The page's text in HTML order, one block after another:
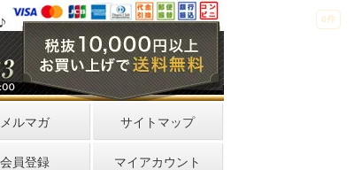
メルマガ サイトマップ
会員登録 マイアカウント
4件
0件